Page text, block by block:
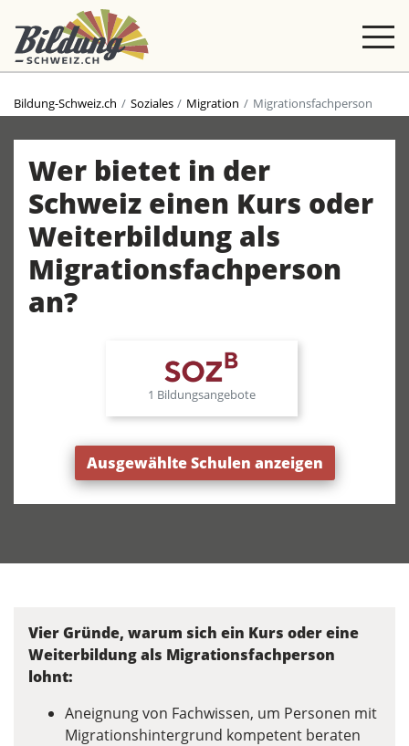
Bildung-Schweiz.ch Soziales Migration Migrationsfachperson
Wer bietet in der
Schweiz einen Kurs oder
Weiterbildung als
Migrationsfachperson
an?
1 Bildungsangebote
Ausgewählte Schulen anzeigen
Vier Gründe, warum sich ein Kurs oder eine
Weiterbildung als Migrationsfachperson
lohnt:
Aneignung von Fachwissen, um Personen mit
Migrationshintergrund kompetent beraten